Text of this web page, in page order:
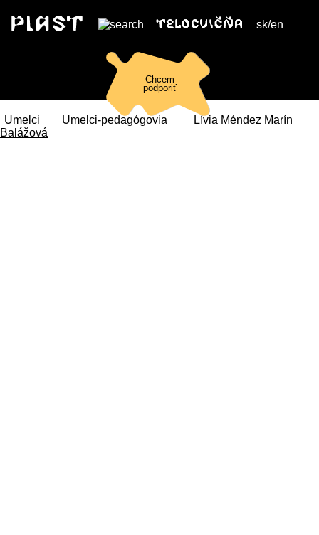
sk/en
Chcem
podporiť
Umelci Umelci-pedagógovia
Lívia Méndez Marín
Balážová